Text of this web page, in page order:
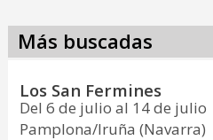
Más buscadas
Los San Fermines
Del 6 de julio al 14 de julio
Pamplona/Iruña (Navarra)